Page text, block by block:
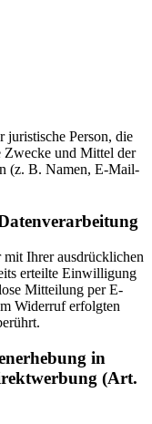
juristische Person, die
Zwecke und Mittel der
(z. B. Namen, E-Mail-
Ihrer ausdrücklichen
erteilte Einwilligung
Mitteilung per E-
Widerruf erfolgten
in
(Art.